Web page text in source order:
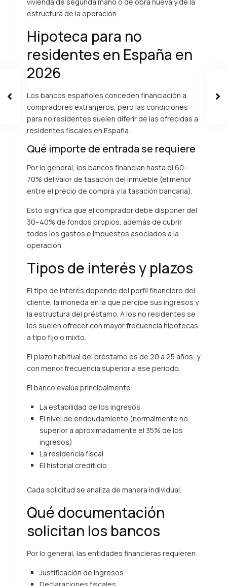
estructura de la operación.
Hipoteca para no
residentes en España en
2026
Los bancos españoles conceden financiación a
compradores extranjeros, pero las condiciones
para no residentes suelen diferir de las ofrecidas a
residentes fiscales en España.
Qué importe de entrada se requiere
Por lo general, los bancos financian hasta el 60–
70% del valor de tasación del inmueble (el menor
entre el precio de compra y la tasación bancaria).
Esto significa que el comprador debe disponer del
30–40% de fondos propios, además de cubrir
todos los gastos e impuestos asociados a la
operación.
Tipos de interés y plazos
El tipo de interés depende del perfil financiero del
cliente, la moneda en la que percibe sus ingresos y
la estructura del préstamo. A los no residentes se
les suelen ofrecer con mayor frecuencia hipotecas
a tipo fijo o mixto.
El plazo habitual del préstamo es de 20 a 25 años, y
con menor frecuencia superior a ese periodo.
El banco evalúa principalmente:
La estabilidad de los ingresos
El nivel de endeudamiento (normalmente no
superior a aproximadamente el 35% de los
ingresos)
La residencia fiscal
El historial crediticio
Cada solicitud se analiza de manera individual.
Qué documentación
solicitan los bancos
Por lo general, las entidades financieras requieren:
Justificación de ingresos